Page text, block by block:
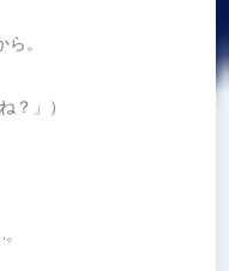
。
？」）